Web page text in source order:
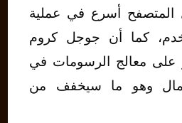
المتصفح أسرع في عملية
كما أن جوجل كروم
على معالج الرسومات في
وهو ما سيخفف من